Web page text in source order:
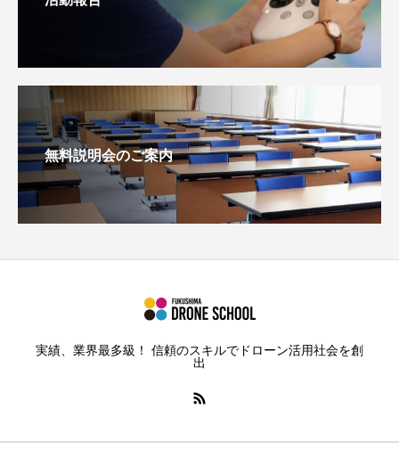
無料説明会のご案内
実績、業界最多級！ 信頼のスキルでドローン活用社会を創
出